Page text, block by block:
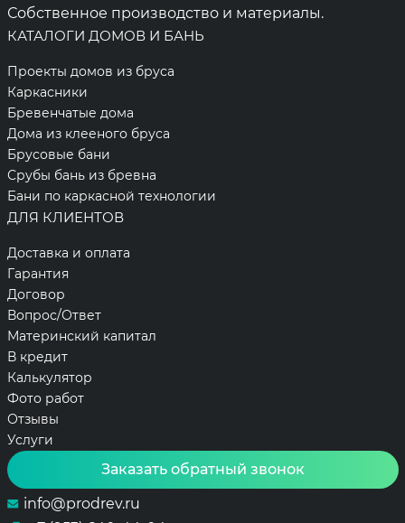
Собственное производство и материалы.
КАТАЛОГИ ДОМОВ И БАНЬ
Проекты домов из бруса
Каркасники
Бревенчатые дома
Дома из клееного бруса
Брусовые бани
Срубы бань из бревна
Бани по каркасной технологии
ДЛЯ КЛИЕНТОВ
Доставка и оплата
Гарантия
Договор
Вопрос/Ответ
Материнский капитал
В кредит
Калькулятор
Фото работ
Отзывы
Услуги
Заказать обратный звонок
info@prodrev.ru